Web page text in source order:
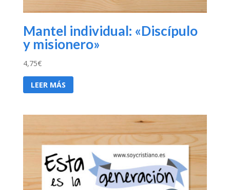
Mantel individual: «Discípulo
y misionero»
4,75€
LEER MÁS